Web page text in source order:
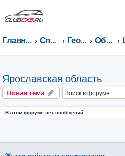
Главная страница Список форумов География Клуба CX-5 CLUB Общение по регионам
Ярославская область
Новая тема
В этом форуме нет сообщений.